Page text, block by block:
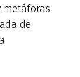
metáforas
de